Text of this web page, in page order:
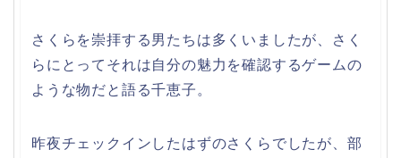
さくらを崇拝する男たちは多くいましたが、さく
らにとってそれは自分の魅力を確認するゲームの
ような物だと語る千恵子。
昨夜チェックインしたはずのさくらでしたが、部